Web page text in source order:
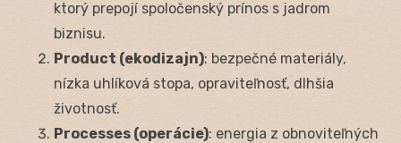
ktorý prepojí spoločenský prínos s jadrom
biznisu.
Product (ekodizajn): bezpečné materiály,
nízka uhlíková stopa, opraviteľnosť, dlhšia
životnosť.
Processes (operácie): energia z obnoviteľných